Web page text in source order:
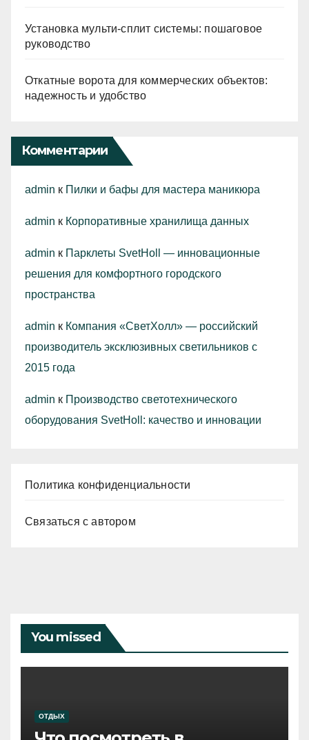
Установка мульти-сплит системы: пошаговое
руководство
Откатные ворота для коммерческих объектов:
надежность и удобство
Комментарии
admin к Пилки и бафы для мастера маникюра
admin к Корпоративные хранилища данных
admin к Парклеты SvetHoll — инновационные
решения для комфортного городского
пространства
admin к Компания «СветХолл» — российский
производитель эксклюзивных светильников с
2015 года
admin к Производство светотехнического
оборудования SvetHoll: качество и инновации
Политика конфиденциальности
Связаться с автором
You missed
ОТДЫХ